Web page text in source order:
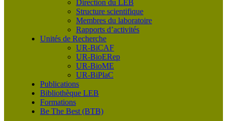
Direction du LEB
Structure scientifique
Membres du laboratoire
Rapports d’activités
Unités de Recherche
UR-BiCAF
UR-BioERep
UR-BioME
UR-BiPlaC
Publications
Bibliothèque LEB
Formations
Be The Best (BTB)